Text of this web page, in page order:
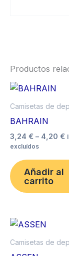
Productos
Camisetas de
BAHRAIN
3,24 € – 4,20 €
excluídos
Añadir al
carrito
Camisetas de